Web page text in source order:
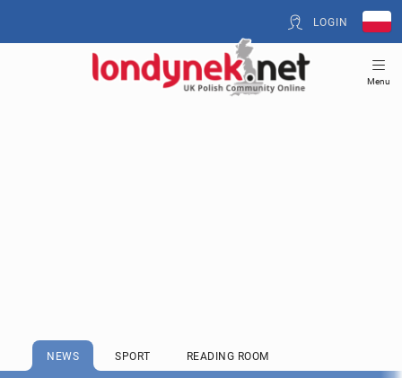
LOGIN
Menu
NEWS SPORT READING ROOM